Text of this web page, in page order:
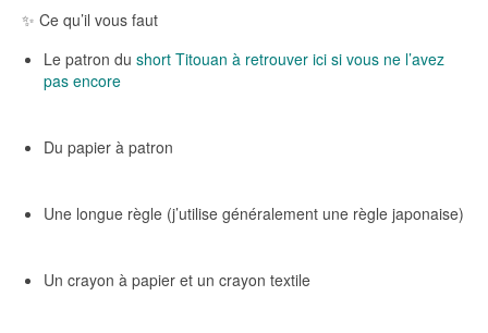
✨ Ce qu’il vous faut
Le patron du short Titouan à retrouver ici si vous ne l’avez
pas encore
Du papier à patron
Une longue règle (j’utilise généralement une règle japonaise)
Un crayon à papier et un crayon textile